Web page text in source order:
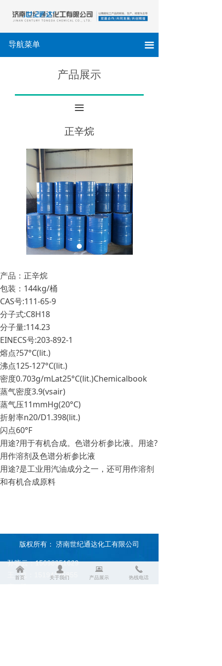
끀
导航菜单
끀
产品展示
正辛烷
产品：正辛烷
包装：144kg/桶
CAS号:111-65-9
分子式:C8H18
分子量:114.23
EINECS号:203-892-1
熔点?57°C(lit.)
沸点125-127°C(lit.)
密度0.703g/mLat25°C(lit.)Chemicalbook
蒸气密度3.9(vsair)
蒸气压11mmHg(20°C)
折射率n20/D1.398(lit.)
闪点60°F
用途?用于有机合成。色谱分析参比液。用途?
用作溶剂及色谱分析参比液
用途?是工业用汽油成分之一，还可用作溶剂
和有机合成原料
孙晓云：15098951629
王 总：15194176855
版权所有： 济南世纪通达化工有限公司
낀
首页
넙
关于我们
뀵
产品展示
끅
热线电话